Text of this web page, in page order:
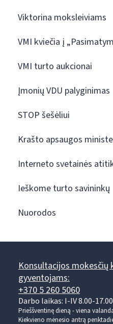
Viktorina moksleiviams
VMI kviečia į
VMI turto aukcionai
Įmonių VDU palyginimas
STOP šešėliui
Krašto apsaugos
Interneto svetainės
Ieškome turto savininkų
Nuorodos
Konsultacijos mokesčių
gyventojams:
+370 5 260 5060
Darbo laikas: I-IV 8.00-
Prieššventinę dieną - viena
Kiekvieno mėnesio antrą